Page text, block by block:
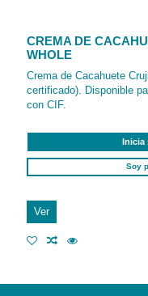
CREMA DE
WHOLE
Crema de Cacahuete
certificado). Disponible
con CIF.
Inicia
Soy
Ver